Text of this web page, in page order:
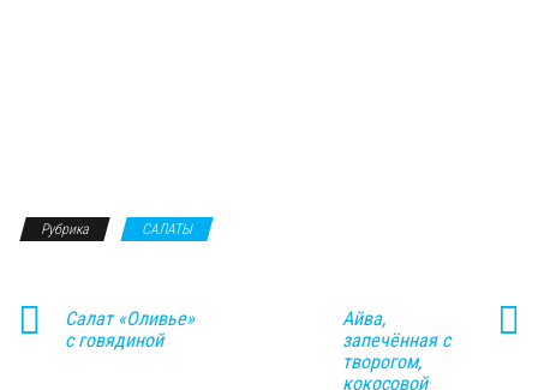
Рубрика САЛАТЫ
Салат «Оливье»
с говядиной
Айва,
запечённая с
творогом,
кокосовой